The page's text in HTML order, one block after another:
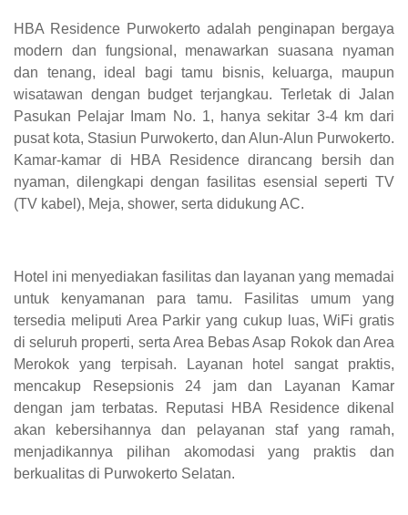
HBA Residence Purwokerto adalah penginapan bergaya
modern dan fungsional, menawarkan suasana nyaman
dan tenang, ideal bagi tamu bisnis, keluarga, maupun
wisatawan dengan budget terjangkau. Terletak di Jalan
Pasukan Pelajar Imam No. 1, hanya sekitar 3-4 km dari
pusat kota, Stasiun Purwokerto, dan Alun-Alun Purwokerto.
Kamar-kamar di HBA Residence dirancang bersih dan
nyaman, dilengkapi dengan fasilitas esensial seperti TV
(TV kabel), Meja, shower, serta didukung AC.
Hotel ini menyediakan fasilitas dan layanan yang memadai
untuk kenyamanan para tamu. Fasilitas umum yang
tersedia meliputi Area Parkir yang cukup luas, WiFi gratis
di seluruh properti, serta Area Bebas Asap Rokok dan Area
Merokok yang terpisah. Layanan hotel sangat praktis,
mencakup Resepsionis 24 jam dan Layanan Kamar
dengan jam terbatas. Reputasi HBA Residence dikenal
akan kebersihannya dan pelayanan staf yang ramah,
menjadikannya pilihan akomodasi yang praktis dan
berkualitas di Purwokerto Selatan.